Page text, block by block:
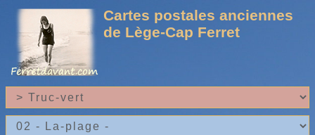
Cartes postales anciennes
de Lège-Cap Ferret